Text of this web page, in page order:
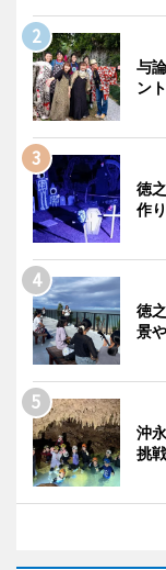
与
ン
徳
作
徳
景
沖
挑